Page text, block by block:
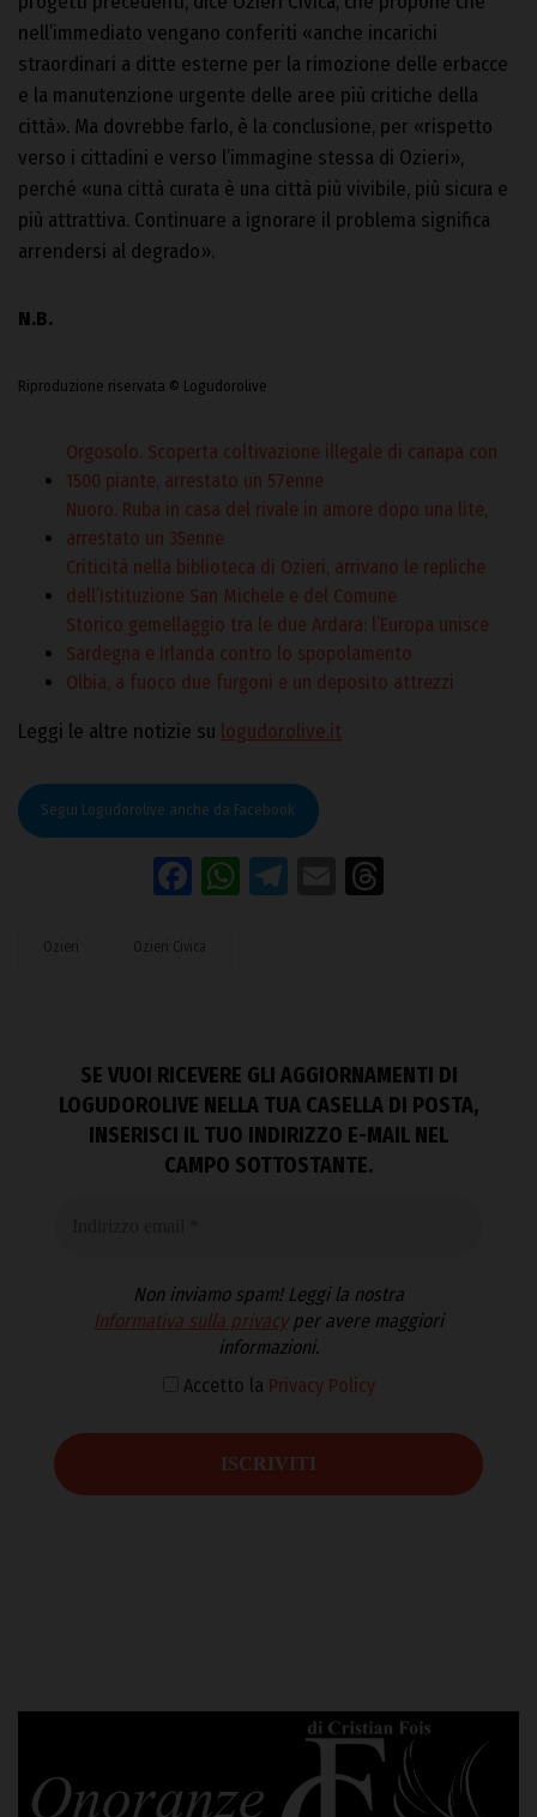
nell’immediato vengano conferiti «anche incarichi
straordinari a ditte esterne per la rimozione delle erbacce
e la manutenzione urgente delle aree più critiche della
città». Ma dovrebbe farlo, è la conclusione, per «rispetto
verso i cittadini e verso l’immagine stessa di Ozieri»,
perché «una città curata è una città più vivibile, più sicura e
più attrattiva. Continuare a ignorare il problema significa
arrendersi al degrado».
N.B.
Riproduzione riservata © Logudorolive
Orgosolo. Scoperta coltivazione illegale di canapa con
1500 piante, arrestato un 57enne
Nuoro. Ruba in casa del rivale in amore dopo una lite,
arrestato un 35enne
Criticità nella biblioteca di Ozieri, arrivano le repliche
dell’Istituzione San Michele e del Comune
Storico gemellaggio tra le due Ardara: l’Europa unisce
Sardegna e Irlanda contro lo spopolamento
Olbia, a fuoco due furgoni e un deposito attrezzi
Leggi le altre notizie su logudorolive.it
Segui Logudorolive anche da Facebook
Facebook
WhatsApp
Telegram
Email
Ozieri Ozieri Civica
SE VUOI RICEVERE GLI AGGIORNAMENTI DI
LOGUDOROLIVE NELLA TUA CASELLA DI POSTA,
INSERISCI IL TUO INDIRIZZO E-MAIL NEL
CAMPO SOTTOSTANTE.
Non inviamo spam! Leggi la nostra
Informativa sulla privacyper avere maggiori
informazioni.
Accetto la Privacy Policy